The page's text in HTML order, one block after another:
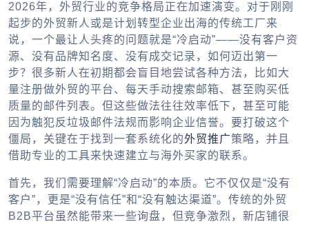
2026年，外贸行业的竞争格局正在加速演变。对于刚刚
起步的外贸新人或是计划转型企业出海的传统工厂来
说，一个最让人头疼的问题就是“冷启动”——没有客户资
源、没有品牌知名度、没有成交记录，如何迈出第一
步？很多新人在初期都会盲目地尝试各种方法，比如大
量注册做外贸的平台、每天手动搜索邮箱、甚至购买低
质量的邮件列表。但这些做法往往效率低下，甚至可能
因为触犯反垃圾邮件法规而影响企业信誉。要打破这个
僵局，关键在于找到一套系统化的外贸推广策略，并且
借助专业的工具来快速建立与海外买家的联系。
首先，我们需要理解“冷启动”的本质。它不仅仅是“没有
客户”，更是“没有信任”和“没有触达渠道”。传统的外贸
B2B平台虽然能带来一些询盘，但竞争激烈，新店铺很